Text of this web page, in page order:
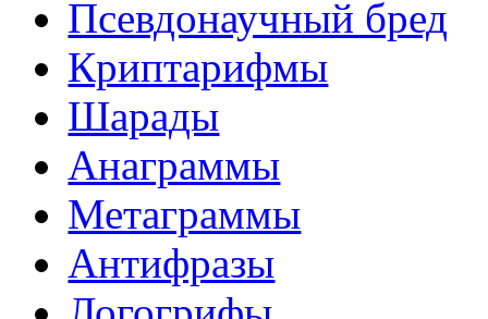
Псевдонаучный бред
Криптарифмы
Шарады
Анаграммы
Метаграммы
Антифразы